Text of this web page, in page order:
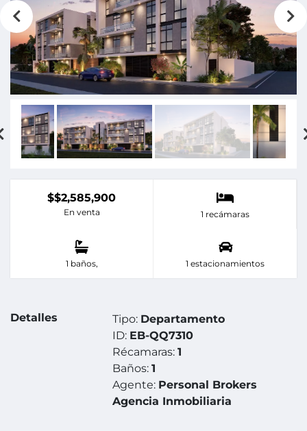
$$2,585,900
En venta 1 recámaras
1 baños, 1 estacionamientos
Detalles Tipo: Departamento
ID: EB-QQ7310
Récamaras:1
Baños:1
Agente: Personal Brokers
Agencia Inmobiliaria